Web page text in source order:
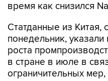
Статданные из Китая,
роста
в стране в июле в
ограничительных
регионов страны из-
COVID-19. Так, объем